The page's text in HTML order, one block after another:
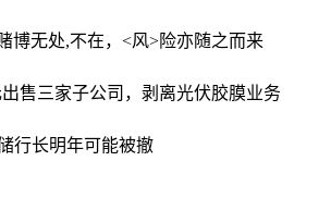
博无处,不在，<风>险亦随之而来
售三家子公司，剥离光伏胶膜业务
行长明年可能被撤